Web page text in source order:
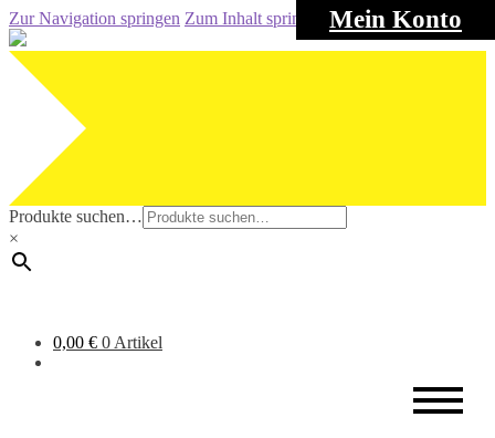
Mein Konto
Zur Navigation springen Zum Inhalt springen
Produkte suchen…
×
0,00 € 0 Artikel